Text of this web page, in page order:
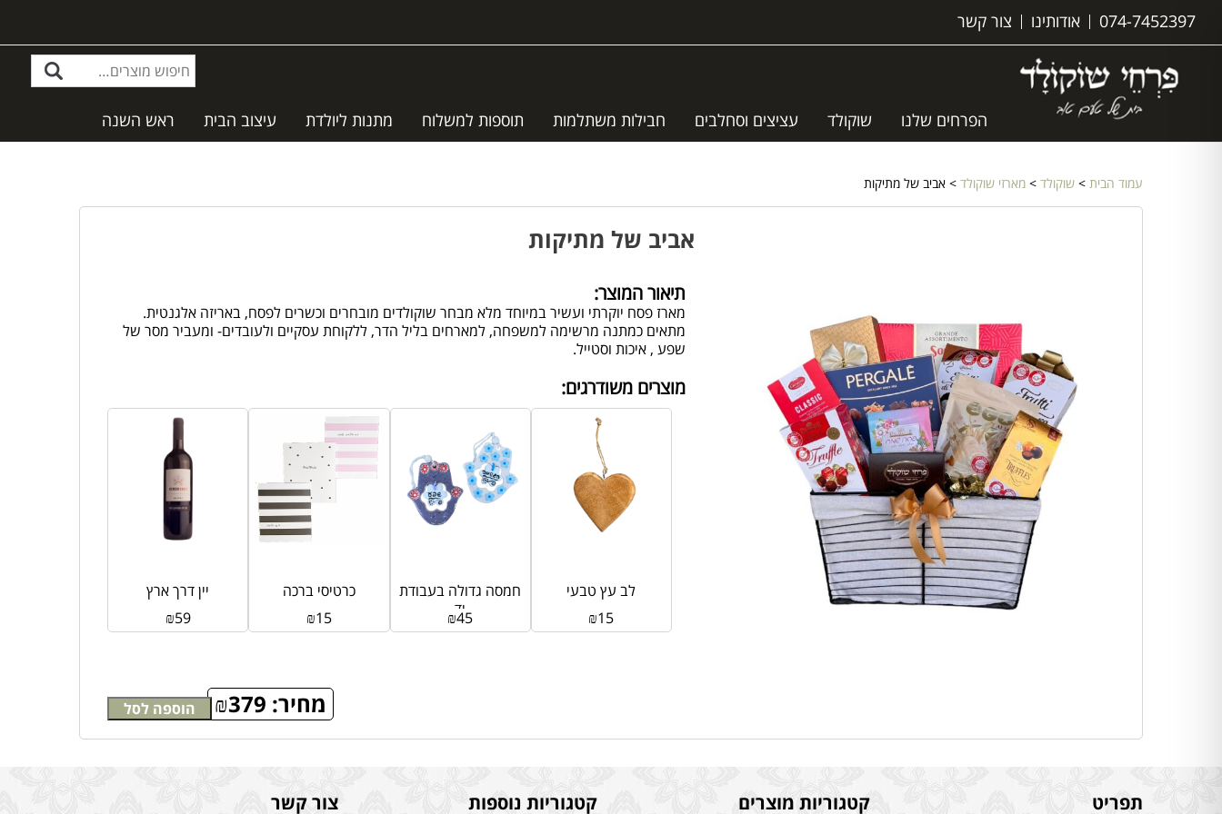
074-7452397 אודותינו צור קשר
הפרחים שלנו שוקולד עציצים וסחלבים חבילות משתלמות תוספות למשלוח מתנות ליולדת עיצוב הבית ראש השנה
עמוד הבית > שוקולד > מארזי שוקולד > אביב של מתיקות
אביב של מתיקות
תיאור המוצר:
מארז פסח יוקרתי ועשיר במיוחד מלא מבחר שוקולדים מובחרים וכשרים לפסח, באריזה אלגנטית.
מתאים כמתנה מרשימה למשפחה, למארחים בליל הדר, ללקוחת עסקיים ולעובדים- ומעביר מסר של
שפע , איכות וסטייל.
מחיר: ₪379 הוספה לסל
מוצרים משודרגים:
יין דרך ארץ
₪59
כרטיסי ברכה
₪15
חמסה גדולה בעבודת
יד₪45
לב עץ טבעי
₪15
תפריט קטגוריות מוצרים קטגוריות נוספות צור קשר